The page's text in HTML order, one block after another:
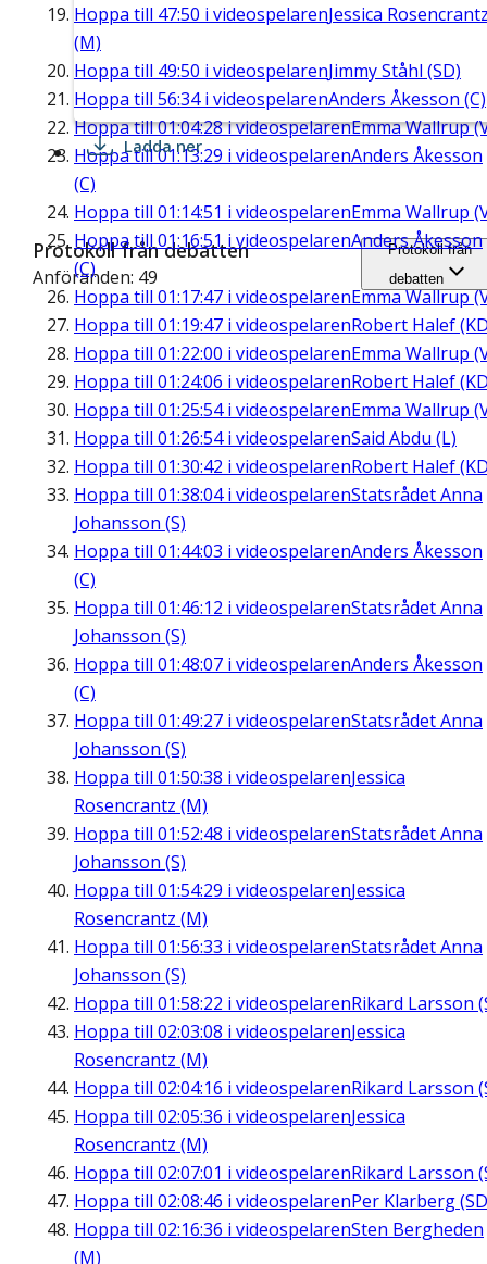
Hoppa till 47:50 i videospelarenJessica
(M)
Hoppa till 49:50 i videospelarenJimmy Ståhl (SD)
Hoppa till 56:34i videospelarenAnders Åkesson (C)
Hoppa till01:04:28i videospelarenEmma Wallrup
Hoppa till01:13:29 i videospelarenAnders Åkesson
(C)
Hoppa till 01:14:51 i videospelarenEmma Wallrup
Hoppa till 01:16:51 i videospelarenAnders Åkesson
(C)
Hoppa till 01:17:47 i videospelarenEmma Wallrup
Hoppa till 01:19:47 i videospelarenRobert Halef
Hoppa till 01:22:00 i videospelarenEmma Wallrup
Hoppa till 01:24:06 i videospelarenRobert Halef
Hoppa till 01:25:54i videospelarenEmma Wallrup
Hoppa till 01:26:54i videospelarenSaid Abdu (L)
Hoppa till 01:30:42 i videospelarenRobert Halef
Hoppa till 01:38:04i videospelarenStatsrådet Anna
Johansson (S)
Hoppa till 01:44:03 i videospelarenAnders Åkesson
(C)
Hoppa till 01:46:12 i videospelarenStatsrådet Anna
Johansson (S)
Hoppa till 01:48:07 i videospelarenAnders Åkesson
(C)
Hoppa till 01:49:27 i videospelarenStatsrådet Anna
Johansson (S)
Hoppa till 01:50:38 i videospelarenJessica
Rosencrantz (M)
Hoppa till 01:52:48 i videospelarenStatsrådet Anna
Johansson (S)
Hoppa till 01:54:29 i videospelarenJessica
Rosencrantz (M)
Hoppa till 01:56:33 i videospelarenStatsrådet Anna
Johansson (S)
Hoppa till 01:58:22 i videospelarenRikard Larsson
Hoppa till 02:03:08 i videospelarenJessica
Rosencrantz (M)
Hoppa till 02:04:16 i videospelarenRikard Larsson
Hoppa till 02:05:36 i videospelarenJessica
Rosencrantz (M)
Hoppa till 02:07:01 i videospelarenRikard Larsson
Hoppa till 02:08:46 i videospelarenPer Klarberg
Hoppa till 02:16:36 i videospelarenSten Bergheden
(M)
Ladda ner
Protokoll från debatten
Anföranden: 49
Protokoll från
debatten